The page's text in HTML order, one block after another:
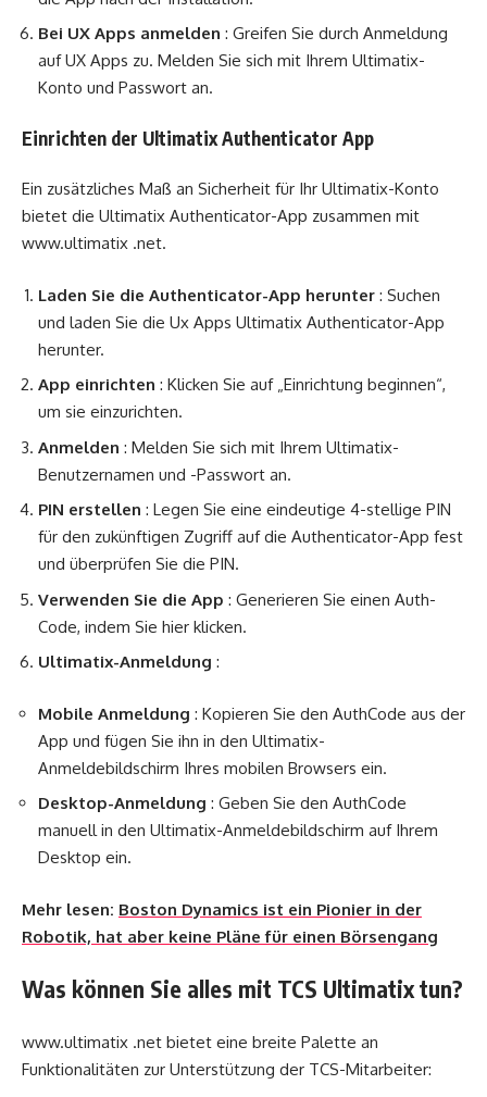
Bei UX Apps anmelden : Greifen Sie durch Anmeldung
auf UX Apps zu. Melden Sie sich mit Ihrem Ultimatix-
Konto und Passwort an.
Einrichten der Ultimatix Authenticator App
Ein zusätzliches Maß an Sicherheit für Ihr Ultimatix-Konto
bietet die Ultimatix Authenticator-App zusammen mit
www.ultimatix .net.
Laden Sie die Authenticator-App herunter : Suchen
und laden Sie die Ux Apps Ultimatix Authenticator-App
herunter.
App einrichten : Klicken Sie auf „Einrichtung beginnen“,
um sie einzurichten.
Anmelden : Melden Sie sich mit Ihrem Ultimatix-
Benutzernamen und -Passwort an.
PIN erstellen : Legen Sie eine eindeutige 4-stellige PIN
für den zukünftigen Zugriff auf die Authenticator-App fest
und überprüfen Sie die PIN.
Verwenden Sie die App : Generieren Sie einen Auth-
Code, indem Sie hier klicken.
Ultimatix-Anmeldung :
Mobile Anmeldung : Kopieren Sie den AuthCode aus der
App und fügen Sie ihn in den Ultimatix-
Anmeldebildschirm Ihres mobilen Browsers ein.
Desktop-Anmeldung : Geben Sie den AuthCode
manuell in den Ultimatix-Anmeldebildschirm auf Ihrem
Desktop ein.
Mehr lesen: Boston Dynamics ist ein Pionier in der
Robotik, hat aber keine Pläne für einen Börsengang
Was können Sie alles mit TCS Ultimatix tun?
www.ultimatix .net bietet eine breite Palette an
Funktionalitäten zur Unterstützung der TCS-Mitarbeiter: